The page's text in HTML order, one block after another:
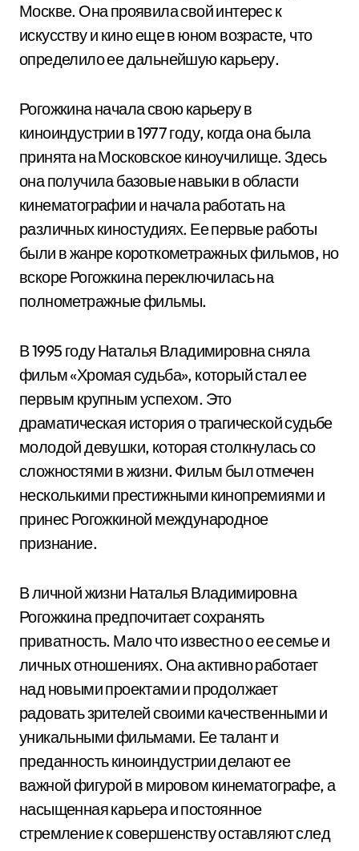
Москве. Она проявила свой интерес к
искусству и кино еще в юном возрасте, что
определило ее дальнейшую карьеру.
Рогожкина начала свою карьеру в
киноиндустрии в 1977 году, когда она была
принята на Московское киноучилище. Здесь
она получила базовые навыки в области
кинематографии и начала работать на
различных киностудиях. Ее первые работы
были в жанре короткометражных фильмов, но
вскоре Рогожкина переключилась на
полнометражные фильмы.
В 1995 году Наталья Владимировна сняла
фильм «Хромая судьба», который стал ее
первым крупным успехом. Это
драматическая история о трагической судьбе
молодой девушки, которая столкнулась со
сложностями в жизни. Фильм был отмечен
несколькими престижными кинопремиями и
принес Рогожкиной международное
признание.
В личной жизни Наталья Владимировна
Рогожкина предпочитает сохранять
приватность. Мало что известно о ее семье и
личных отношениях. Она активно работает
над новыми проектами и продолжает
радовать зрителей своими качественными и
уникальными фильмами. Ее талант и
преданность киноиндустрии делают ее
важной фигурой в мировом кинематографе, а
насыщенная карьера и постоянное
стремление к совершенству оставляют след